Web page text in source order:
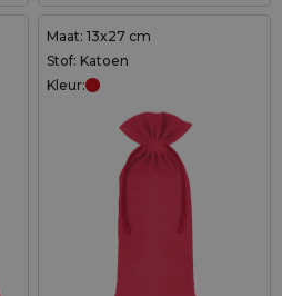
Maat: 13x27 cm
Stof: Katoen
Kleur: